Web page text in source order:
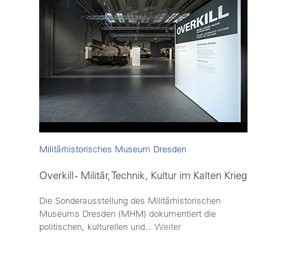
Militärhistorisches Museum Dresden
Overkill - Militär, Technik, Kultur im Kalten Krieg
Die Sonderausstellung des Militärhistorischen
Museums Dresden (MHM) dokumentiert die
politischen, kulturellen und...Weiter